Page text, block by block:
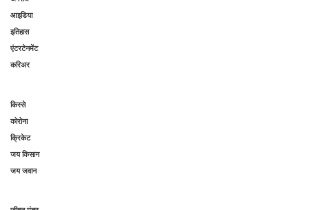
आइडिया
इतिहास
एंटरटेनमेंट
करिअर
किस्से
कोरोना
क्रिकेट
जय किसान
जय जवान